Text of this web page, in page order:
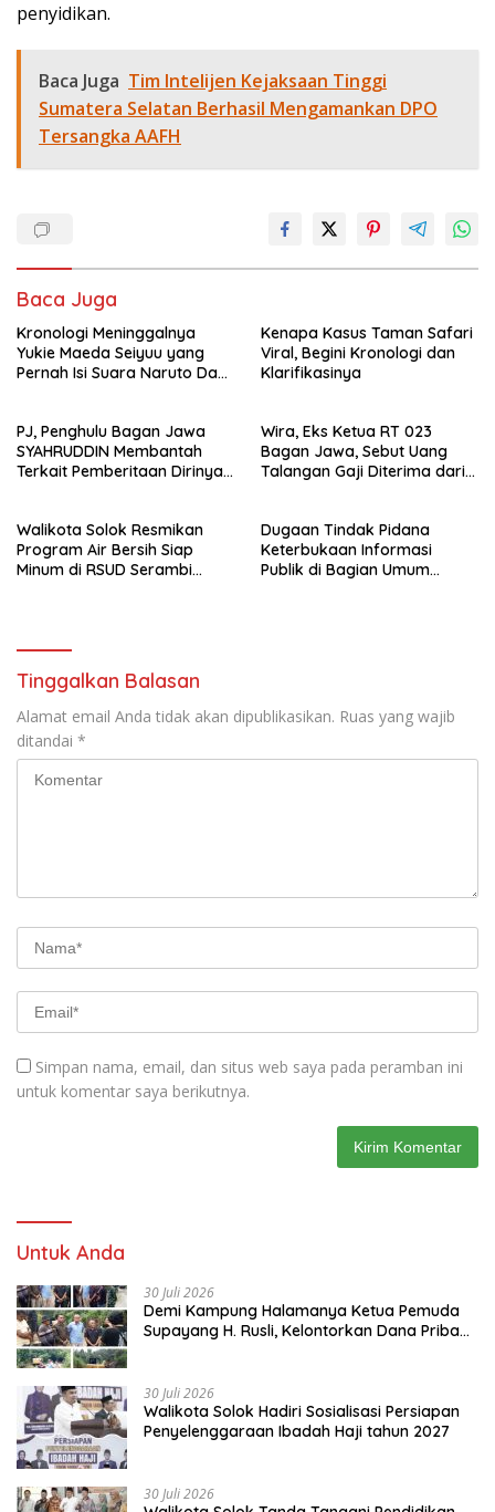
penyidikan.
Baca Juga Tim Intelijen Kejaksaan Tinggi
Sumatera Selatan Berhasil Mengamankan DPO
Tersangka AAFH
Baca Juga
Kronologi Meninggalnya
Yukie Maeda Seiyuu yang
Pernah Isi Suara Naruto Dan
Kenapa Kasus Taman Safari
Viral, Begini Kronologi dan
Klarifikasinya
PJ, Penghulu Bagan Jawa
SYAHRUDDIN Membantah
Terkait Pemberitaan Dirinya
Wira, Eks Ketua RT 023
Bagan Jawa, Sebut Uang
Talangan Gaji Diterima dari
Walikota Solok Resmikan
Program Air Bersih Siap
Minum di RSUD Serambi
Dugaan Tindak Pidana
Keterbukaan Informasi
Publik di Bagian Umum
Tinggalkan Balasan
Alamat email Anda tidak akan dipublikasikan. Ruas yang wajib
ditandai *
Simpan nama, email, dan situs web saya pada peramban ini
untuk komentar saya berikutnya.
Untuk Anda
30 Juli 2026
Demi Kampung Halamanya Ketua Pemuda
Supayang H. Rusli, Kelontorkan Dana Pribadi
30 Juli 2026
Walikota Solok Hadiri Sosialisasi Persiapan
Penyelenggaraan Ibadah Haji tahun 2027
30 Juli 2026